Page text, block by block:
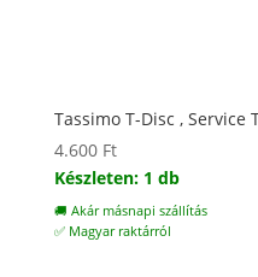
Tassimo T-Disc , Service
4.600 Ft
Készleten: 1 db
🚚 Akár másnapi szállítás
✅ Magyar raktárról